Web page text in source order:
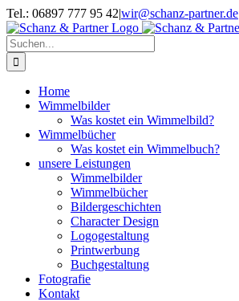
Zum
Inhalt
springen
Tel.: 06897 777 95 42|wir@schanz-partner.de
Suche
nach:
Home
Wimmelbilder
Was kostet ein Wimmelbild?
Wimmelbücher
Was kostet ein Wimmelbuch?
unsere Leistungen
Wimmelbilder
Wimmelbücher
Bildergeschichten
Character Design
Logogestaltung
Printwerbung
Buchgestaltung
Fotografie
Kontakt